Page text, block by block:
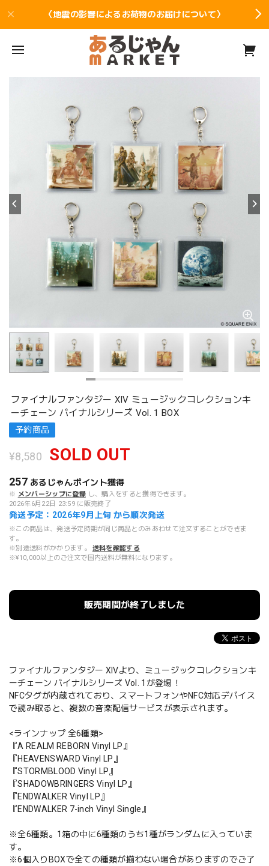
〈地震の影響によるお荷物のお届けについて〉
ファイナルファンタジー XIV ミュージックコレクションキ
ーチェーン バイナルシリーズ Vol. 1 BOX
予約商品
¥8,580 SOLD OUT
257 あるじゃんポイント獲得
※ メンバーシップに登録 し、購入をすると獲得できます。
2026年6月22日 23:59 に販売終了
発送予定：2026年9月上旬 から順次発送
※この商品は、発送予定時期が同じ商品とのみあわせて注文することができま
す。
※別途送料がかかります。
送料を確認する
※¥10,000以上のご注文で国内送料が無料になります。
販売期間が終了しました
ファイナルファンタジー XIVより、ミュージックコレクションキ
ーチェーン バイナルシリーズ Vol. 1が登場！
NFCタグが内蔵されており、スマートフォンやNFC対応デバイス
で読み取ると、複数の音楽配信サービスが表示されます。
<ラインナップ 全6種類>
『A REALM REBORN Vinyl LP』
『HEAVENSWARD Vinyl LP』
『STORMBLOOD Vinyl LP』
『SHADOWBRINGERS Vinyl LP』
『ENDWALKER Vinyl LP』
『ENDWALKER 7-inch Vinyl Single』
※全6種類。1箱の中に6種類のうち1種がランダムに入っていま
す。
※6個入りBOXで全ての種類が揃わない場合がありますのでご了